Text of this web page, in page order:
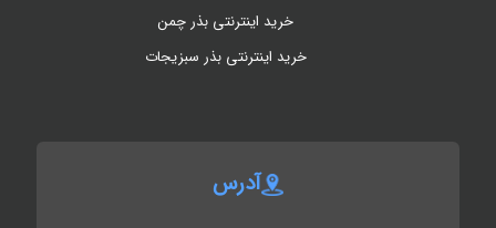
خرید اینترنتی بذر چمن
خرید اینترنتی بذر سبزیجات
آدرس